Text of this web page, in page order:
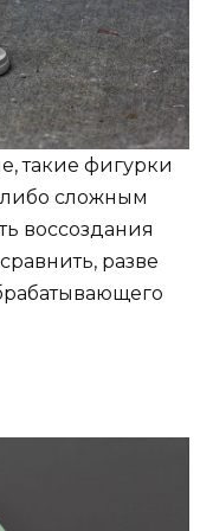
такие фигурки
либо сложным
воссоздания
разве